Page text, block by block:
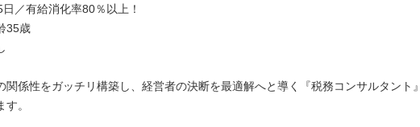
／有給消化率80％以上！
35歳
関係性をガッチリ構築し、経営者の決断を最適解へと導く『税務コンサルタント』
。